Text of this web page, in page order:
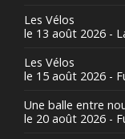
Les Vélos
le 13 août 2026 -
Les Vélos
le 15 août 2026 -
Une balle entre
le 20 août 2026 -